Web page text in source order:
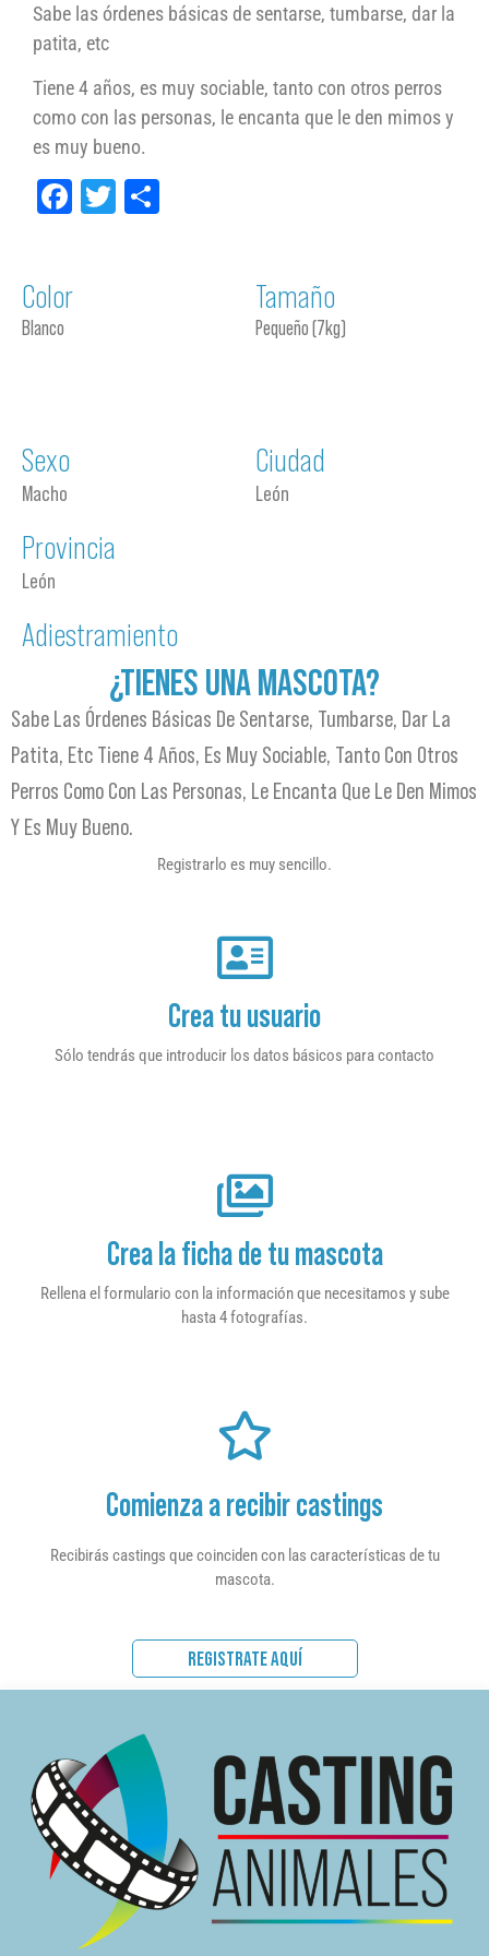
Sabe las órdenes básicas de sentarse, tumbarse, dar la
patita, etc
Tiene 4 años, es muy sociable, tanto con otros perros
como con las personas, le encanta que le den mimos y
es muy bueno.
Facebook
Twitter
Color
Blanco
Tamaño
Pequeño (7kg)
Sexo
Macho
Ciudad
León
Provincia
León
Adiestramiento
¿TIENES UNA MASCOTA?
Sabe Las Órdenes Básicas De Sentarse, Tumbarse, Dar La
Patita, Etc Tiene 4 Años, Es Muy Sociable, Tanto Con Otros
Perros Como Con Las Personas, Le Encanta Que Le Den Mimos
Y Es Muy Bueno.
Registrarlo es muy sencillo.
Crea tu usuario
Sólo tendrás que introducir los datos básicos para contacto
Crea la ficha de tu mascota
Rellena el formulario con la información que necesitamos y sube
hasta 4 fotografías.
Comienza a recibir castings
Recibirás castings que coinciden con las características de tu
mascota.
REGISTRATE AQUÍ